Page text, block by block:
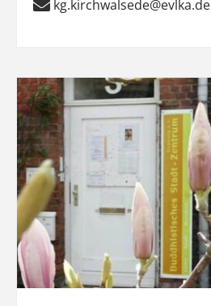
kg.kirchwalsede@evlka.de